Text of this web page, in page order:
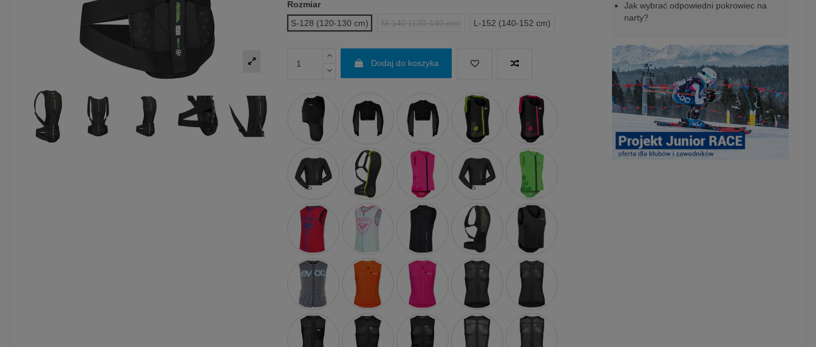
Rozmiar
S-128 (120-130 cm)
M-140 (130-140 cm) L-152 (140-152 cm)
Dodaj do koszyka
Jak wybrać odpowiedni pokrowiec na
narty?